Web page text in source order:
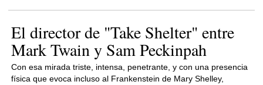
El director de "Take Shelter" entre
Mark Twain y Sam Peckinpah
Con esa mirada triste, intensa, penetrante, y con una presencia
física que evoca incluso al Frankenstein de Mary Shelley,